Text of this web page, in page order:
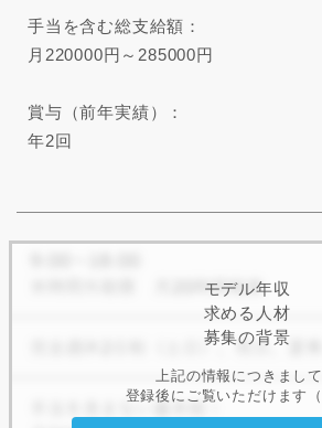
手当を含む総支給額：
月220000円～285000円
賞与（前年実績）：
年2回
モデル年収
求める人材
募集の背景
上記の情報につきまし
登録後にご覧いただけます（